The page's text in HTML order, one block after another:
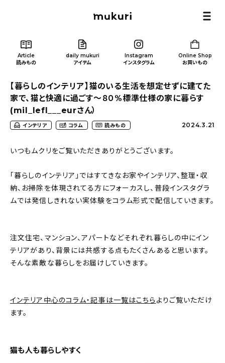
Article
読みもの
daily mukuri
アイテム
Instagram
インスタグラム
Online Shop
お買いもの
新着記事
おすすめの記事
コラム
キッチン
【暮らしのインテリア】猫のいる生活を想定せずに建てた
家で、猫と快適に過ごす〜８０%標準仕様の家に暮らす
(mil_lefl___eurさん）
インテリア コラム 読みもの 2024.3.21
いつもムクリをご覧いただきありがとうございます。
「暮らしのインテリア」ではすてきなお家やインテリア、整理・収
納、お掃除を体現されてる方にフォーカスし、普段インスタグラ
ムでは発信しきれない実体験をコラム形式で配信していきます。
注文住宅、マンション、アパートなどそれぞれ暮らしの中にイン
テリアがあり、背景には共感する点もたくさんあると思います。
そんな素敵な暮らしをお届けしていきます。
インテリア中心のコラム・記事は一覧はこちら よりご覧いただけ
ます。
猫も人も暮らしやすく